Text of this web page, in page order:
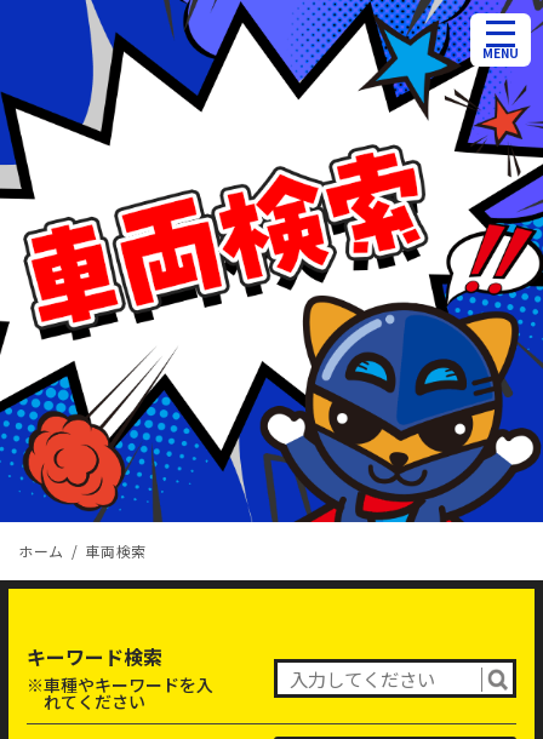
ホーム 車両検索
キーワード検索
※車種やキーワードを入
れてください